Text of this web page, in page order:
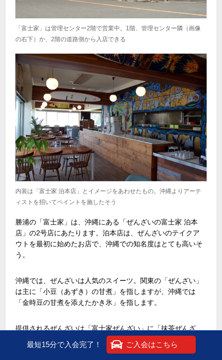
「富士家」は管理センター2階で営業中。1階、管理センター隣（画像
の右下）か、2階の道路側から入店できる
内装は「富士家 泊本店」とイメージをあわせたもの。沖縄よりアーテ
ィストを招いてペイントを施したそう
勝浦の「富士家」は、沖縄にある「ぜんざいの富士家 泊本
店」の2号店にあたります。泊本店は、ぜんざいのテイクア
ウトを最初に始めたお店で、沖縄での知名度はとても高いそ
う。
沖縄では、ぜんざいは人気のスイーツ。関東の「ぜんざい」
は主に「小豆（あずき）の甘煮」を指しますが、沖縄では
「金時豆の甘煮を添えたかき氷」を指します。
提供されるぜんざいは「富士家ぜんざい」に「抹茶ぜんざ
い」、「黒糖ぜんざい」、「ミルクぜんざい」の4種類。今
回は看板メニューの「富士家ぜんざい」を選択。トッピング
最短15分で入会完了！ ご入会はこちら